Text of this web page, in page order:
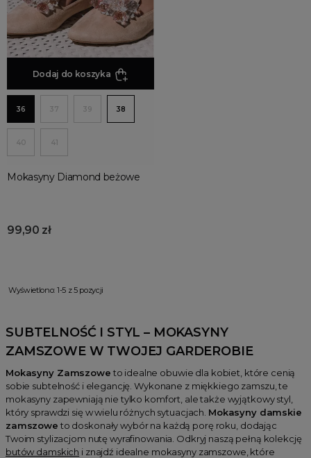
Dodaj do koszyka
36 37 39 38
40 41
Mokasyny Diamond beżowe
99,90 zł
Wyświetlono: 1-5 z 5 pozycji
SUBTELNOŚĆ I STYL – MOKASYNY
ZAMSZOWEW TWOJEJ GARDEROBIE
Mokasyny Zamszowe to idealne obuwie dla kobiet, które cenią
sobie subtelność i elegancję. Wykonane z miękkiego zamszu, te
mokasyny zapewniają nie tylko komfort, ale także wyjątkowy styl,
który sprawdzi się w wielu różnych sytuacjach. Mokasyny damskie
zamszowe to doskonały wybór na każdą porę roku, dodając
Twoim stylizacjom nutę wyrafinowania. Odkryj naszą pełną kolekcję
butów damskich i znajdź idealne mokasyny zamszowe, które